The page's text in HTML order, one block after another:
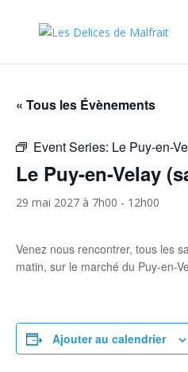
« Tous les Évènements
Event Series: Le Puy-en-
Le Puy-en-Velay
29 mai 2027 à 7h00 - 12h00
Venez nous rencontrer, tous les
matin, sur le marché du Puy-en-
Ajouter au calendrier